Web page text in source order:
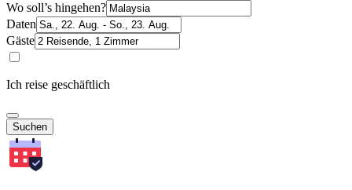
Wo soll’s hingehen?
Daten
Gäste
Ich reise geschäftlich
Suchen